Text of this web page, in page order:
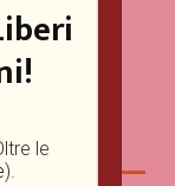
TERRORISMO
le
).